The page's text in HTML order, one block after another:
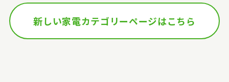
新しい家電カテゴリーページはこちら